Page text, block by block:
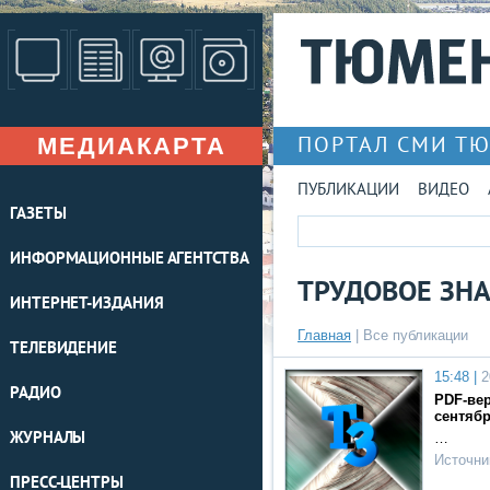
МЕДИАКАРТА
ГАЗЕТЫ
ИНФОРМАЦИОННЫЕ АГЕНТСТВА
ИНТЕРНЕТ-ИЗДАНИЯ
ТЕЛЕВИДЕНИЕ
РАДИО
ЖУРНАЛЫ
ПРЕСС-ЦЕНТРЫ
ПОРТАЛ СМИ
ПУБЛИКАЦИИ ВИДЕО
ТРУДОВОЕ
Главная Все публикации
15:48 |
PDF-
…